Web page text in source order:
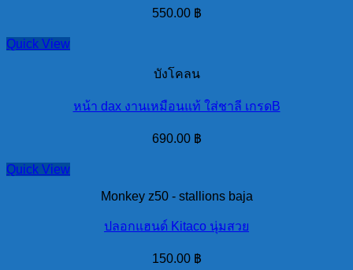
550.00 ฿
Quick View
บังโคลน
หน้า dax งานเหมือนแท้ ใส่ชาลี เกรดB
690.00 ฿
Quick View
Monkey z50 - stallions baja
ปลอกแฮนด์ Kitaco นุ่มสวย
150.00 ฿